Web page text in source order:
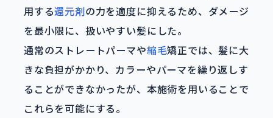
用する還元剤の力を適度に抑えるため、ダメージ
を最小限に、扱いやすい髪にした。
通常のストレートパーマや縮毛矯正では、髪に大
きな負担がかかり、カラーやパーマを繰り返しす
ることができなかったが、本施術を用いることで
これらを可能にする。